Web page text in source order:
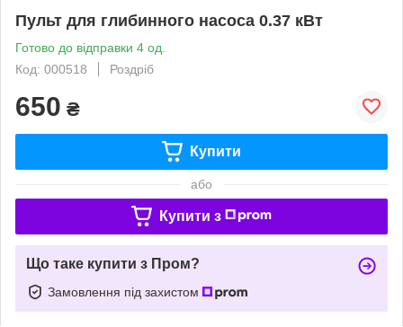
Пульт для глибинного насоса 0.37 кВт
Готово до відправки 4 од.
Код: 000518
Роздріб
650 ₴
Купити
або
Купити з
Що таке купити з Пром?
Замовлення під захистом